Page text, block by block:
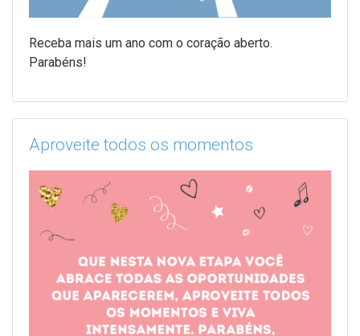
Receba mais um ano com o coração aberto.
Parabéns!
Aproveite todos os momentos